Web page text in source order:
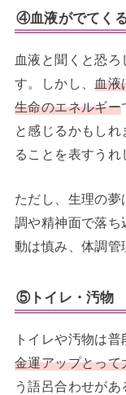
④血液がでてく
血液と聞くと恐
す。しかし、 血液
生命のエネルギー
と感じるかもし
ることを表すうれ
ただし、生理の
調や精神面で落
動は慎み、体調管
⑤トイレ・汚物
トイレや汚物は
金運アップとって
う語呂合わせが